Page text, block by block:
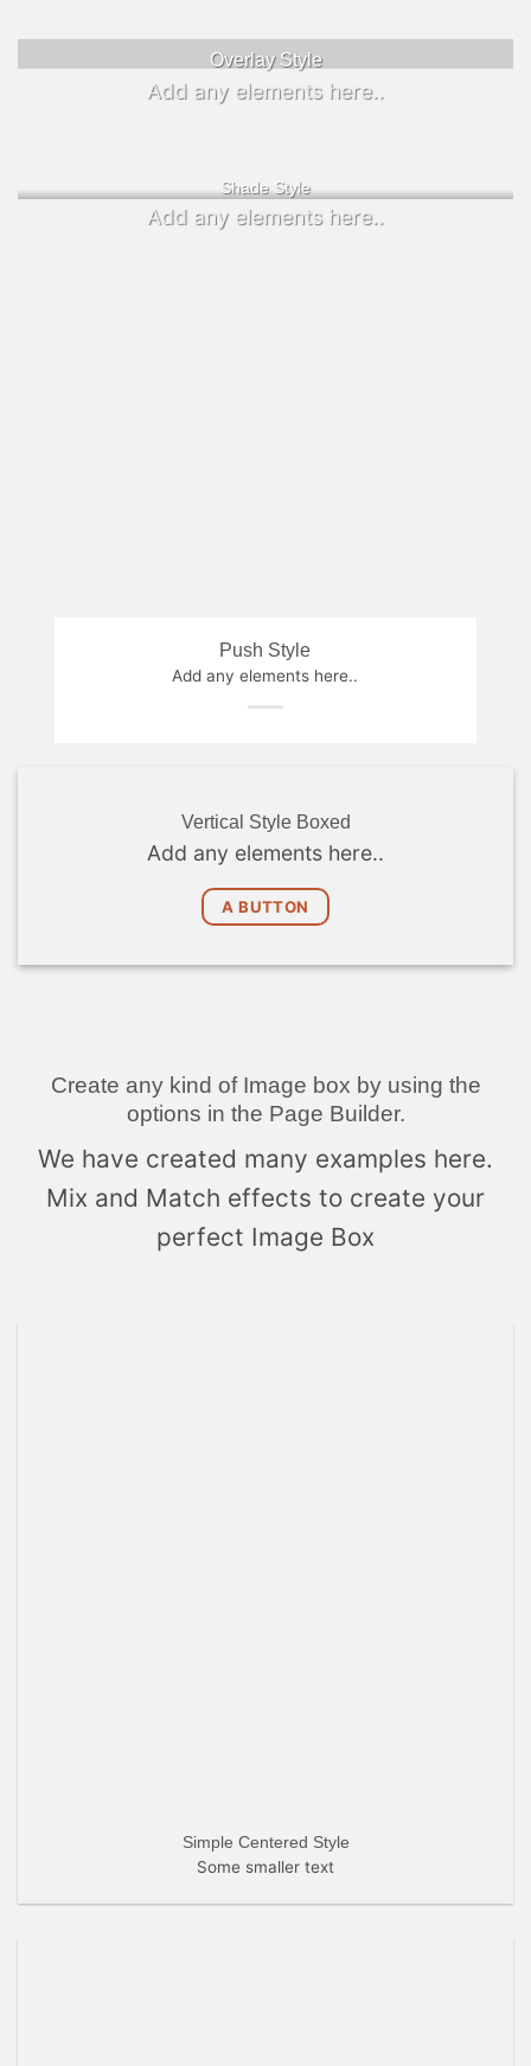
Overlay Style
Add any elements here..
Label Style
Add any elements here..
Shade Style
Add any elements here..
Push Style
Add any elements here..
Vertical Style Boxed
Add any elements here..
A BUTTON
Create any kind of Image box by using the
options in the Page Builder.
We have created many examples here.
Mix and Match effects to create your
perfect Image Box
Simple Centered Style
Some smaller text